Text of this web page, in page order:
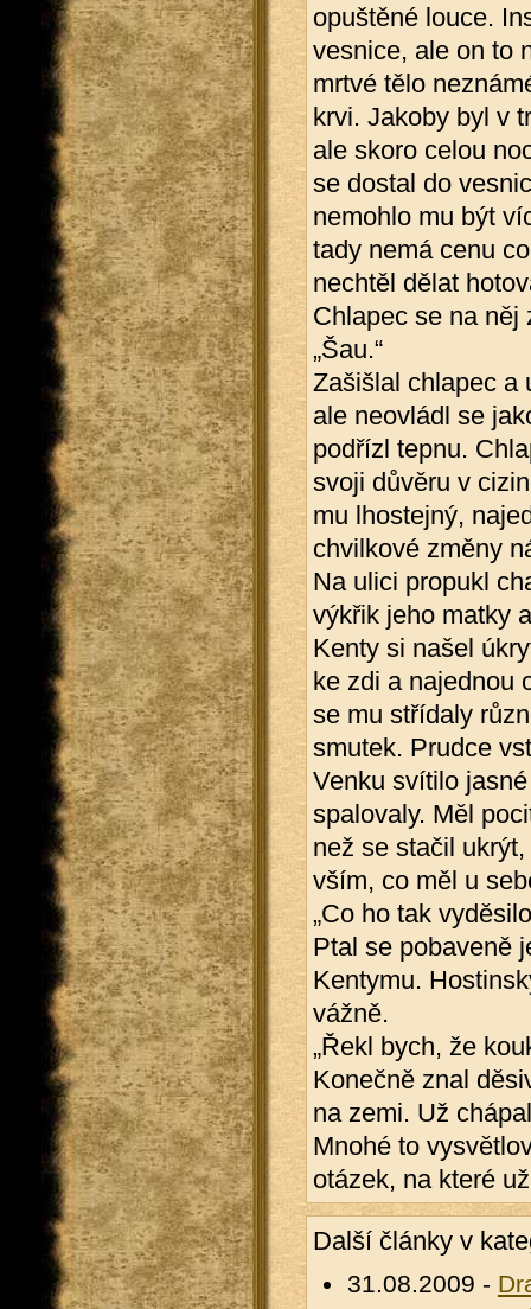
opuštěné louce.
vesnice, ale on to
mrtvé tělo
krvi. Jakoby byl v
ale skoro celou
se dostal do
nemohlo mu být
tady nemá cenu
nechtěl dělat
Chlapec se na něj
„Šau.“
Zašišlal chlapec a
ale neovládl se
podřízl tepnu.
svoji důvěru v
mu lhostejný,
chvilkové změny
Na ulici propukl
výkřik jeho matky
Kenty si našel
ke zdi a najednou
se mu střídaly
smutek. Prudce
Venku svítilo
spalovaly. Měl
než se stačil
vším, co měl u
„Co ho tak
Ptal se pobaveně
Kentymu.
vážně.
„Řekl bych, že
Konečně znal
na zemi. Už
Mnohé to
otázek, na které
Další články v
31.08.2009 -